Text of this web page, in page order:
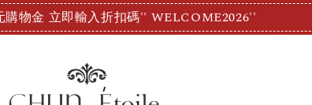
購物金 立即輸入折扣碼'' WELCOME2026''